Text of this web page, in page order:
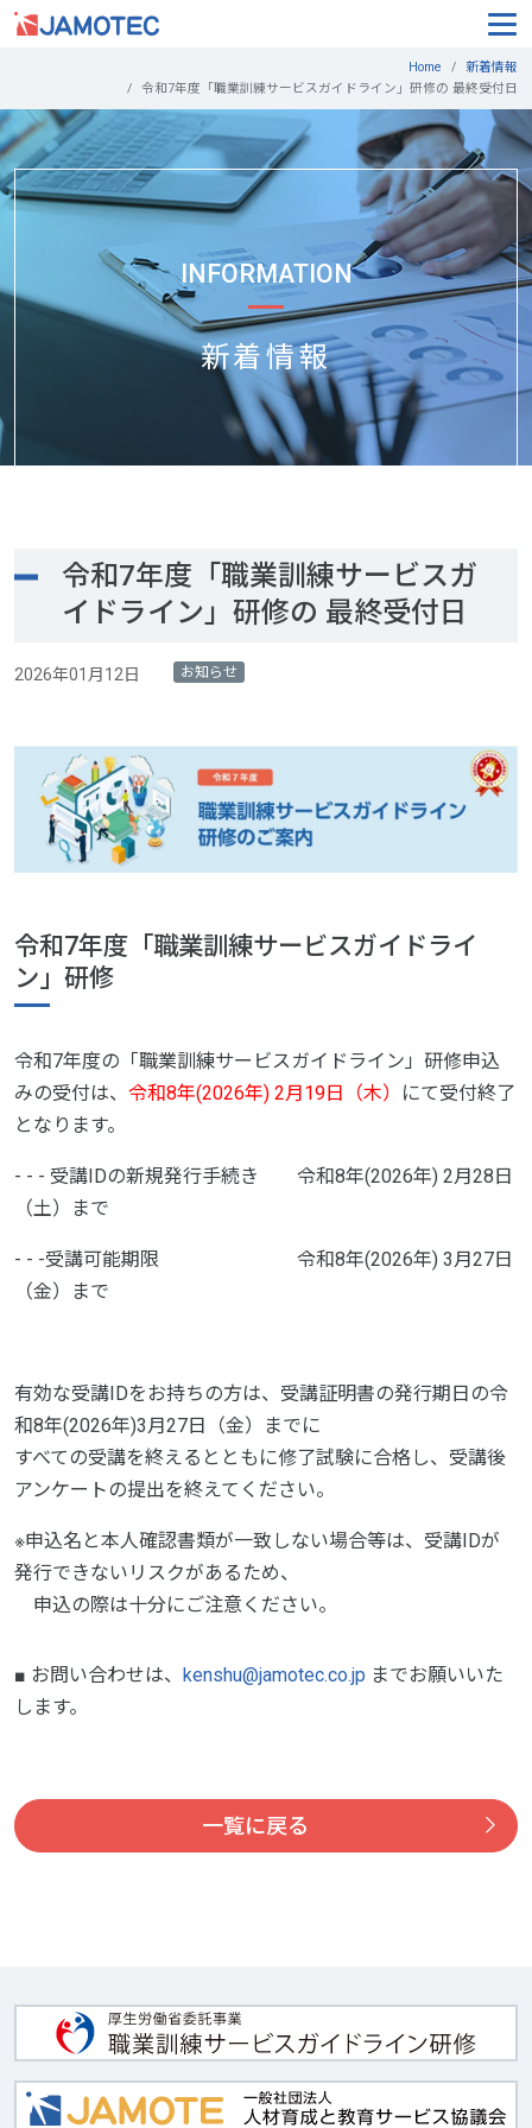
Home
新着情報
令和7年度「職業訓練サービスガイドライン」研修の 最終受付日
INFORMATION
新着情報
令和7年度「職業訓練サービスガ
イドライン」研修の 最終受付日
2026年01月12日 お知らせ
令和7年度「職業訓練サービスガイドライ
ン」研修
令和7年度の「職業訓練サービスガイドライン」研修申込
みの受付は、 令和8年(2026年) 2月19日（木）
にて受付終了
となります。
- - - 受講IDの新規発行手続き 令和8年(2026年) 2月28日
（土）まで
- - -受講可能期限 令和8年(2026年) 3月27日
（金）まで
有効な受講IDをお持ちの方は、受講証明書の発行期日の令
和8年(2026年)3月27日（金）までに
すべての受講を終えるとともに修了試験に合格し、受講後
アンケートの提出を終えてください。
※申込名と本人確認書類が一致しない場合等は、受講IDが
発行できないリスクがあるため、
申込の際は十分にご注意ください。
■ お問い合わせは、 kenshu@jamotec.co.jp までお願いいた
します。
一覧に戻る